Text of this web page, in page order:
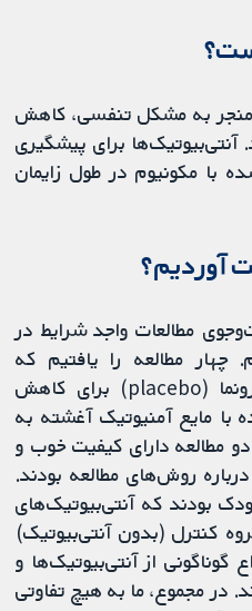
منجر به مشکل تنفسی، کاهش
برای پیشگیری
با مکونیوم در طول زایمان
آوردیم؟
به جست‌وجوی مطالعات واجد شرایط در
چهار مطالعه را یافتیم که
آنتی‌بیوتیک‌ها را در برابر دارونما (placebo) برای کاهش
با مایع آمنیوتیک آغشته به
مطالعه دارای کیفیت خوب و
روش‌های مطالعه بودند.
چهار مطالعه شامل 695 کودک بودند که آنتی‌بیوتیک‌های
کنترل (بدون آنتی‌بیوتیک)
گوناگونی از آنتی‌بیوتیک‌ها و
در مجموع، ما به هیچ تفاوتی